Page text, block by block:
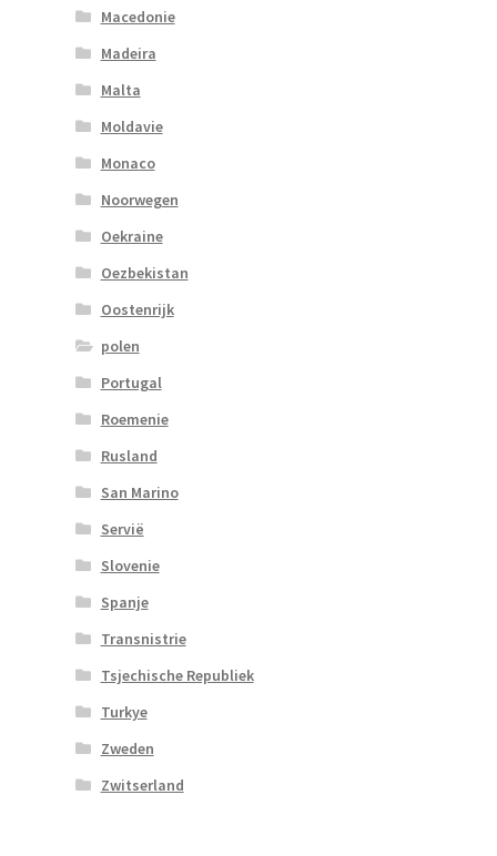
Macedonie
Madeira
Malta
Moldavie
Monaco
Noorwegen
Oekraine
Oezbekistan
Oostenrijk
polen
Portugal
Roemenie
Rusland
San Marino
Servië
Slovenie
Spanje
Transnistrie
Tsjechische Republiek
Turkye
Zweden
Zwitserland